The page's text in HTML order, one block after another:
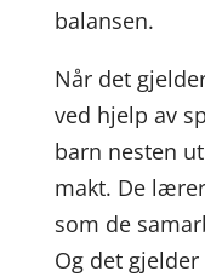
balansen.
Når det
ved hjelp av
barn nesten
makt. De
som de
Og det